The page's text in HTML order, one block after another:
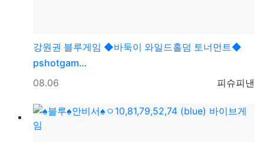
강원권 블루게임 ◆바둑이 와일드홀덤 토너먼트◆
pshotgam…
등록자
피슈피낸
등록일
08.06